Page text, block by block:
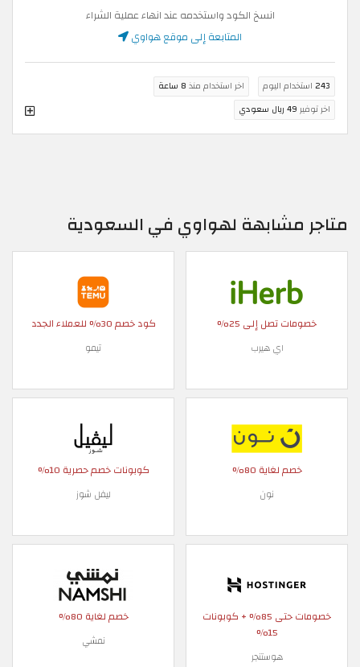
انسخ الكود واستخدمه عند انهاء عملية الشراء
المتابعة إلى موقع هواوي
243 استخدام اليوم اخر استخدام منذ 8 ساعة
اخر توفير 49 ريال سعودي
متاجر مشابهة لهواوي في السعودية
خصومات تصل إلى 25%
اي هيرب
كود خصم 30% للعملاء الجدد
تيمو
خصم لغاية 80%
نون
كوبونات خصم حصرية 10%
ليفل شوز
خصومات حتى 85% + كوبونات
15%
هوستنجر
خصم لغاية 80%
نمشي